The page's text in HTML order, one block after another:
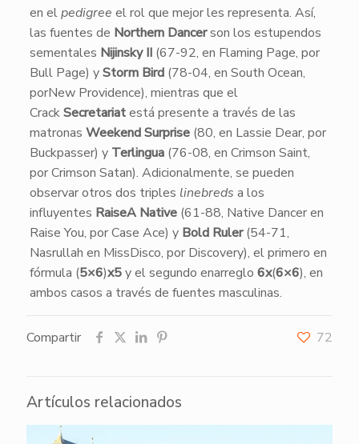
en elpedigree el rol que mejor les representa. Así,
las fuentes de Northern Dancerson los estupendos
sementales Nijinsky II(67-92, en Flaming Page, por
Bull Page) yStorm Bird(78-04, en South Ocean,
porNew Providence), mientras que el
CrackSecretariatestá presente a través de las
matronas Weekend Surprise(80, en Lassie Dear, por
Buckpasser) y Terlingua(76-08, en Crimson Saint,
por Crimson Satan). Adicionalmente, se pueden
observar otros dos triples linebreds a los
influyentes RaiseA Native(61-88, Native Dancer en
Raise You, por Case Ace) y Bold Ruler(54-71,
Nasrullah en MissDisco, por Discovery), el primero en
fórmula (5×6)x5y el segundo enarreglo 6x(6×6), en
ambos casos a través de fuentes masculinas.
Compartir 72
Artículos relacionados